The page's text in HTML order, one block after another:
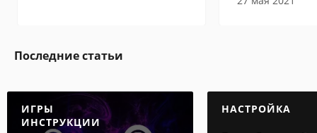
Последние статьи
ИГРЫ
ИНСТРУКЦИИ
НАСТРОЙКА